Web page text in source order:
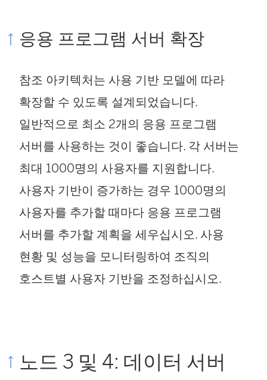
응용 프로그램 서버 확장
참조 아키텍처는 사용 기반 모델에 따라
확장할 수 있도록 설계되었습니다.
일반적으로 최소 2개의 응용 프로그램
서버를 사용하는 것이 좋습니다. 각 서버는
최대 1000명의 사용자를 지원합니다.
사용자 기반이 증가하는 경우 1000명의
사용자를 추가할 때마다 응용 프로그램
서버를 추가할 계획을 세우십시오. 사용
현황 및 성능을 모니터링하여 조직의
호스트별 사용자 기반을 조정하십시오.
노드 3 및 4: 데이터 서버